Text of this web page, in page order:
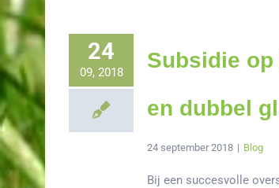
24
09, 2018
Subsidie
en dubbel
24 september 2018 | Blog
Bij een succesvolle